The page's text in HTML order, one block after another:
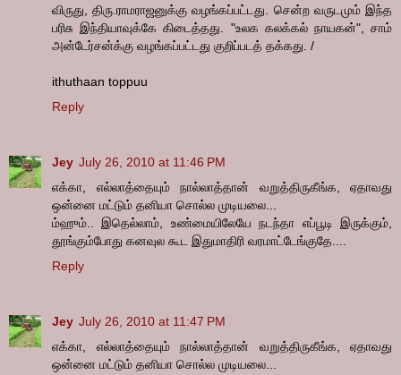
விருது, திரு.ராமராஜனுக்கு வழங்கப்பட்டது. சென்ற வருடமும் இந்த
பரிசு இந்தியாவுக்கே கிடைத்தது. "உலக கலக்கல் நாயகன்", சாம்
அன்டேர்சன்க்கு வழங்கப்பட்டது குறிப்படத் தக்கது. /
ithuthaan toppuu
Reply
Jey July 26, 2010 at 11:46 PM
எக்கா, எல்லாத்தையும் நால்லாத்தான் வறுத்திருகீங்க, ஏதாவது
ஒன்னை மட்டும் தனியா சொல்ல முடியலை...
ம்ஹும்.. இதெல்லாம், உண்மையிலேயே நடந்தா எப்பூடி இருக்கும்,
தூங்கும்போது கனவுல கூட இதுமாதிரி வரமாட்டேங்குதே....
Reply
Jey July 26, 2010 at 11:47 PM
எக்கா, எல்லாத்தையும் நால்லாத்தான் வறுத்திருகீங்க, ஏதாவது
ஒன்னை மட்டும் தனியா சொல்ல முடியலை...